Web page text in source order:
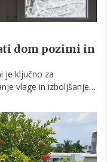
dom pozimi in
je ključno za
vlage in izboljšanje
prepiha, ki
pri tem
praktičnih